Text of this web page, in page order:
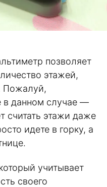
позволяет
этажей,
Пожалуй,
в данном случае —
считать этажи даже
идете в горку, а
учитывает
своего